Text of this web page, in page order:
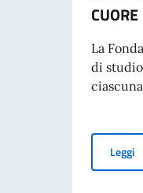
CUORE
La
di
Leggi2